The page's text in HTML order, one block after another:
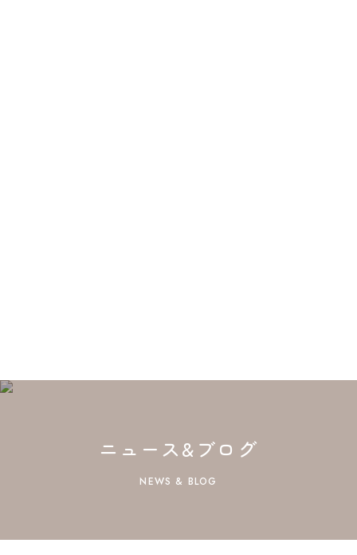
ニュース&ブログ
NEWS & BLOG